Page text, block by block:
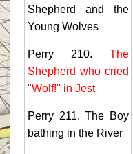
Shepherd and the
Young Wolves
Perry 210. The
Shepherd who cried
"Wolf!" in Jest
Perry 211. The Boy
bathing in the River